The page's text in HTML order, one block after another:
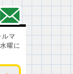
マ
曜に